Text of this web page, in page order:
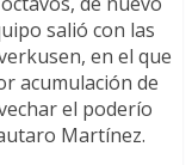
salió con las
en el que
acumulación de
el poderío
Martínez.